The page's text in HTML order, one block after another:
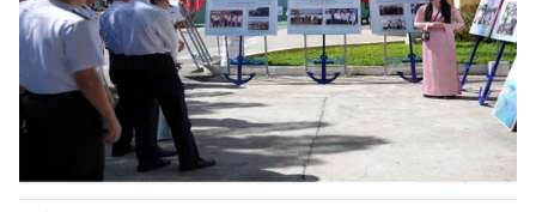
Thế giới
Tin tức
Thế giới đó đây
Câu chuyện quốc tế
Kinh tế
Thị trường
Dữ liệu và đời sống